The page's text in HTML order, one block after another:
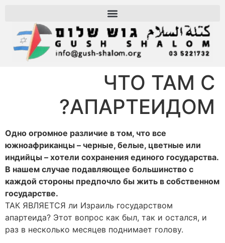
ЧТО ТАМ С
АПАРТЕИДОМ?
Одно огромное различие в том, что все
южноафриканцы – черные, белые, цветные или
индийцы – хотели сохранения единого государства.
В нашем случае подавляющее большинство с
каждой стороны предпочло бы жить в собственном
государстве.
ТАК ЯВЛЯЕТСЯ ли Израиль государством
апартеида? Этот вопрос как был, так и остался, и
раз в несколько месяцев поднимает голову.